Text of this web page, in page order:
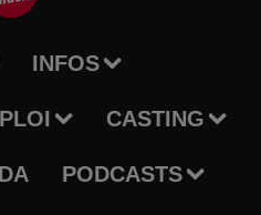
INFOS
CASTING
PODCASTS